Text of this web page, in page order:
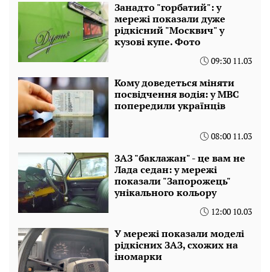
Занадто "горбатий": у
мережі показали дуже
рідкісний "Москвич" у
кузові купе. Фото
09:30 11.03
Кому доведеться міняти
посвідчення водія: у МВС
попередили українців
08:00 11.03
ЗАЗ "баклажан" - це вам не
Лада седан: у мережі
показали "Запорожець"
унікального кольору
12:00 10.03
У мережі показали моделі
рідкісних ЗАЗ, схожих на
іномарки